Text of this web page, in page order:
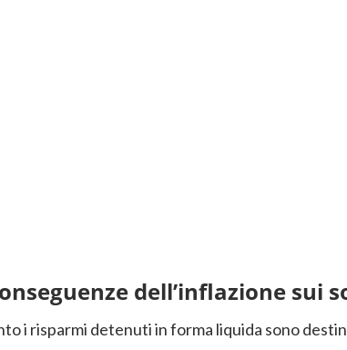
dell’inflazione sui
i risparmi detenuti in forma liquida sono